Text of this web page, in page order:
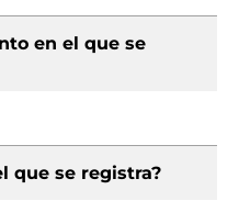
en el que se
que se registra?